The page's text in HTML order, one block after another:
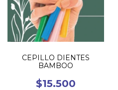
CEPILLO DIENTES
BAMBOO
$15.500